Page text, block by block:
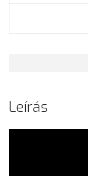
Leírás